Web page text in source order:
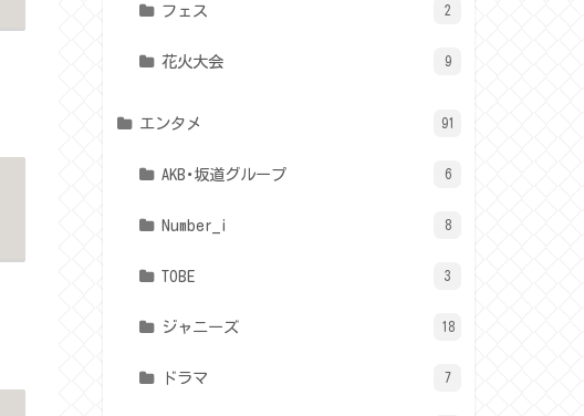
フェス 2
花火大会 9
エンタメ 91
AKB･坂道グループ 6
Number_i 8
TOBE 3
ジャニーズ 18
ドラマ 7